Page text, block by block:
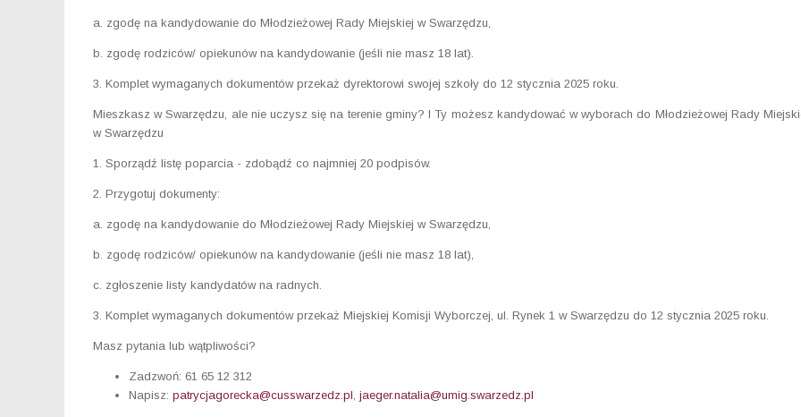
a. zgodę na kandydowanie do Młodzieżowej Rady Miejskiej w Swarzędzu,
b. zgodę rodziców/ opiekunów na kandydowanie (jeśli nie masz 18 lat).
3. Komplet wymaganych dokumentów przekaż dyrektorowi swojej szkoły do 12 stycznia 2025 roku.
Mieszkasz w Swarzędzu, ale nie uczysz się na terenie gminy? I Ty możesz kandydować w wyborach do Młodzieżowej Rady
w Swarzędzu
1. Sporządź listę poparcia - zdobądź co najmniej 20 podpisów.
2. Przygotuj dokumenty:
a. zgodę na kandydowanie do Młodzieżowej Rady Miejskiej w Swarzędzu,
b. zgodę rodziców/ opiekunów na kandydowanie (jeśli nie masz 18 lat),
c. zgłoszenie listy kandydatów na radnych.
3. Komplet wymaganych dokumentów przekaż Miejskiej Komisji Wyborczej, ul. Rynek 1 w Swarzędzu do 12 stycznia 2025 roku.
Masz pytania lub wątpliwości?
Zadzwoń: 61 65 12 312
Napisz: patrycjagorecka@cusswarzedz.pl jaeger.natalia@umig.swarzedz.pl